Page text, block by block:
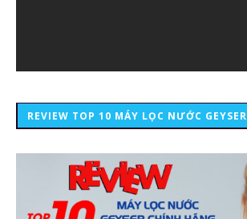
REVIEW TOP 10 MÁY LỌC NƯỚC GEYSER